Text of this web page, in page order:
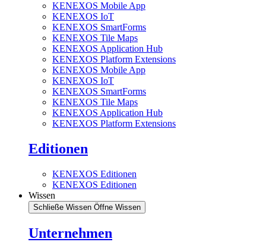
KENEXOS Mobile App
KENEXOS IoT
KENEXOS SmartForms
KENEXOS Tile Maps
KENEXOS Application Hub
KENEXOS Platform Extensions
KENEXOS Mobile App
KENEXOS IoT
KENEXOS SmartForms
KENEXOS Tile Maps
KENEXOS Application Hub
KENEXOS Platform Extensions
Editionen
KENEXOS Editionen
KENEXOS Editionen
Wissen
Schließe Wissen Öffne Wissen
Unternehmen